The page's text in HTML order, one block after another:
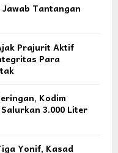
Tantangan
Prajurit Aktif
Para
Kodim
3.000 Liter
Yonif, Kasad